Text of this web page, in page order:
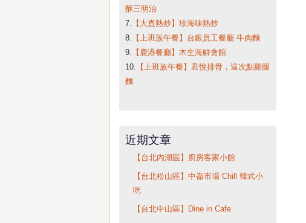
酥三明治
7. 【大直熱炒】珍海味熱炒
8. 【上班族午餐】台銀員工餐廳 牛肉麵
9. 【鹿港餐廳】木生海鮮會館
10. 【上班族午餐】君悅排骨，這次點雞腿
麵
近期文章
【台北內湖區】廚房客家小館
【台北松山區】中崙市場 Chill 韓式小
吃
【台北中山區】Dine in Cafe